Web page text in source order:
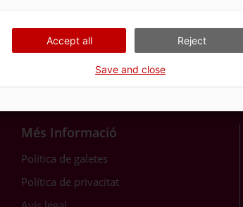
Més Informació
Política de galetes
Política de privacitat
Accept all Reject
Save and close